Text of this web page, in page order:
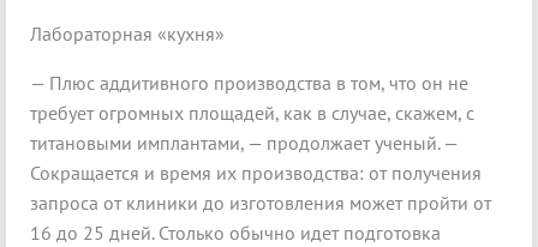
Лабораторная «кухня»
— Плюс аддитивного производства в том, что он не
требует огромных площадей, как в случае, скажем, с
титановыми имплантами, — продолжает ученый. —
Сокращается и время их производства: от получения
запроса от клиники до изготовления может пройти от
16 до 25 дней. Столько обычно идет подготовка